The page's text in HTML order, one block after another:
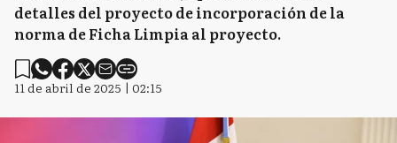
detalles del proyecto de incorporación de la
norma de Ficha Limpia al proyecto.
11 de abril de 2025 | 02:15